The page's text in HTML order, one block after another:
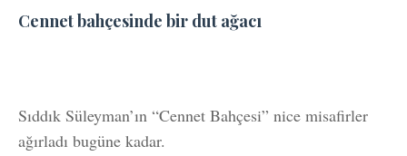
Cennet bahçesinde bir dut ağacı
Sıddık Süleyman’ın “Cennet Bahçesi” nice misafirler
ağırladı bugüne kadar.